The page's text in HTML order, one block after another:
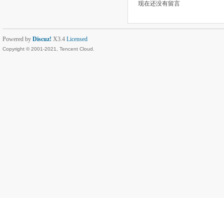
现在还没有留言
Powered by Discuz! X3.4 Licensed
Copyright © 2001-2021, Tencent Cloud.